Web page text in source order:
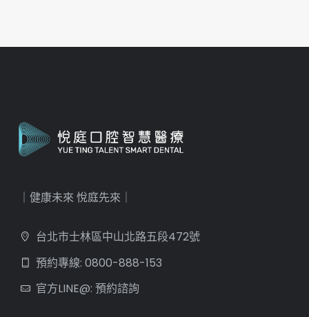
｜健康未來 悅庭先來｜
台北市士林區中山北路五段472號
預約專線: 0800-888-153
官方LINE@: 預約諮詢